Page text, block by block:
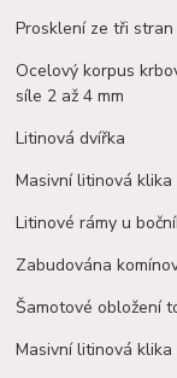
Prosklení ze tři stran
Ocelový korpus
síle 2 až 4 mm
Litinová dvířka
Masivní litinová
Litinové rámy u
Zabudována
Šamotové obložení
Masivní litinová